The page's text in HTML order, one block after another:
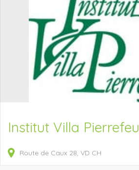
Institut Villa Pierrefeu
Route de Caux 28 VD CH